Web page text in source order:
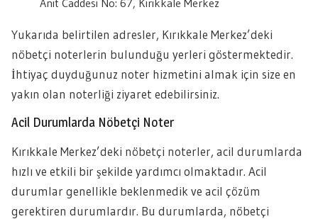
Anıt Caddesi No: 67, Kırıkkale Merkez
Yukarıda belirtilen adresler, Kırıkkale Merkez’deki
nöbetçi noterlerin bulunduğu yerleri göstermektedir.
İhtiyaç duyduğunuz noter hizmetini almak için size en
yakın olan noterliği ziyaret edebilirsiniz.
Acil Durumlarda Nöbetçi Noter
Kırıkkale Merkez’deki nöbetçi noterler, acil durumlarda
hızlı ve etkili bir şekilde yardımcı olmaktadır. Acil
durumlar genellikle beklenmedik ve acil çözüm
gerektiren durumlardır. Bu durumlarda, nöbetçi